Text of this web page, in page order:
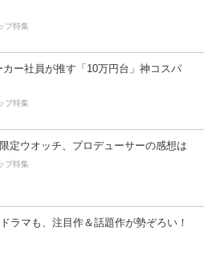
プ特集
カー社員が推す「10万円台」神コスパ
プ特集
限定ウオッチ、プロデューサーの感想は
プ特集
ラマも、注目作＆話題作が勢ぞろい！